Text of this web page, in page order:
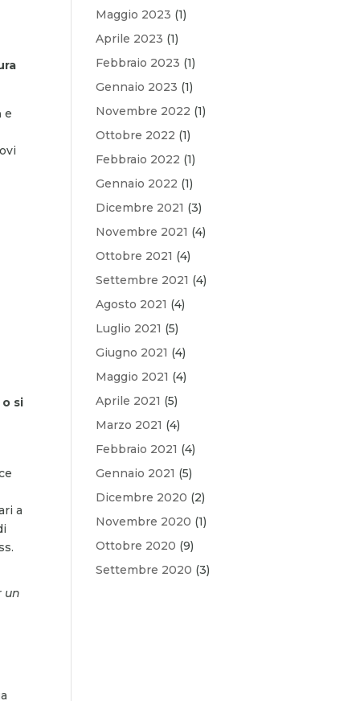
e
si
a
un
Maggio 2023 (1)
Aprile 2023 (1)
Febbraio 2023 (1)
Gennaio 2023 (1)
Novembre 2022 (1)
Ottobre 2022 (1)
Febbraio 2022 (1)
Gennaio 2022 (1)
Dicembre 2021 (3)
Novembre 2021 (4)
Ottobre 2021 (4)
Settembre 2021 (4)
Agosto 2021 (4)
Luglio 2021 (5)
Giugno 2021 (4)
Maggio 2021 (4)
Aprile 2021 (5)
Marzo 2021 (4)
Febbraio 2021 (4)
Gennaio 2021 (5)
Dicembre 2020 (2)
Novembre 2020 (1)
Ottobre 2020 (9)
Settembre 2020 (3)